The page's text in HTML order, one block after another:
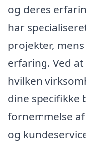
og deres
har
projekter,
erfaring. Ved
hvilken
dine specifikke
fornemmelse
og